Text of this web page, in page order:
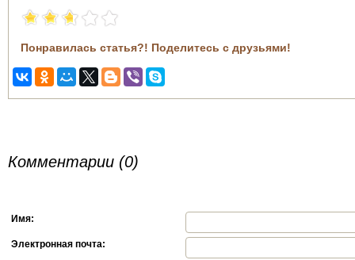
Понравилась статья?! Поделитесь с друзьями!
Комментарии (0)
Имя:
Электронная почта: